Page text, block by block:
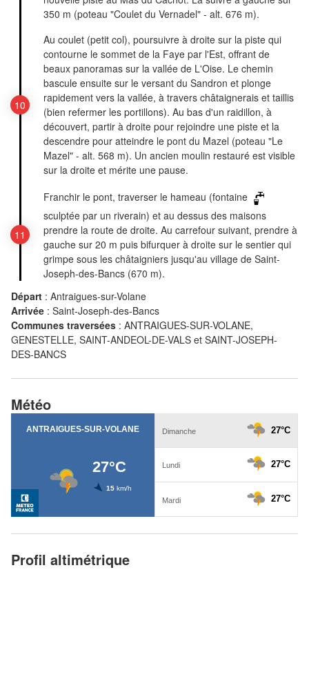
350 m (poteau "Coulet du Vernadel" - alt. 676 m).
Au coulet (petit col), poursuivre à droite sur la piste qui
contourne le sommet de la Faye par l'Est, offrant de
beaux panoramas sur la vallée de L'Oise. Le chemin
bascule ensuite sur le versant du Sandron et plonge
rapidement vers la vallée, à travers châtaignerais et taillis
(bien refermer les portillons). Au bas d'un raidillon, à
découvert, partir à droite pour rejoindre une piste et la
descendre pour atteindre le pont du Mazel (poteau "Le
Mazel" - alt. 568 m). Un ancien moulin restauré est visible
sur la droite et mérite une pause.
Franchir le pont, traverser le hameau (fontaine
sculptée par un riverain) et au dessus des maisons
prendre la route de droite. Au carrefour suivant, prendre à
gauche sur 20 m puis bifurquer à droite sur le sentier qui
grimpe sous les châtaigniers jusqu'au village de Saint-
Joseph-des-Bancs (670 m).
Départ : Antraigues-sur-Volane
Arrivée : Saint-Joseph-des-Bancs
Communes traversées : ANTRAIGUES-SUR-VOLANE,
GENESTELLE, SAINT-ANDEOL-DE-VALS et SAINT-JOSEPH-
DES-BANCS
Météo
Profil altimétrique